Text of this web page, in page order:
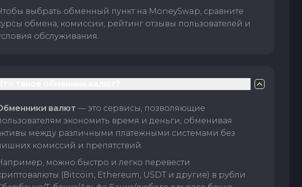
выбрать обменный пункт на MoneySwap, сравните
обмена, комиссии, рейтинг отзывы пользователей и
обслуживания.
валют — это сервисы, позволяющие
экономить время и деньги, обменивая
между различными платежными системами без
комиссий и препятствий.
можно быстро и легко перевести
(Bitcoin, Ethereum, USDT и другие) в рубли